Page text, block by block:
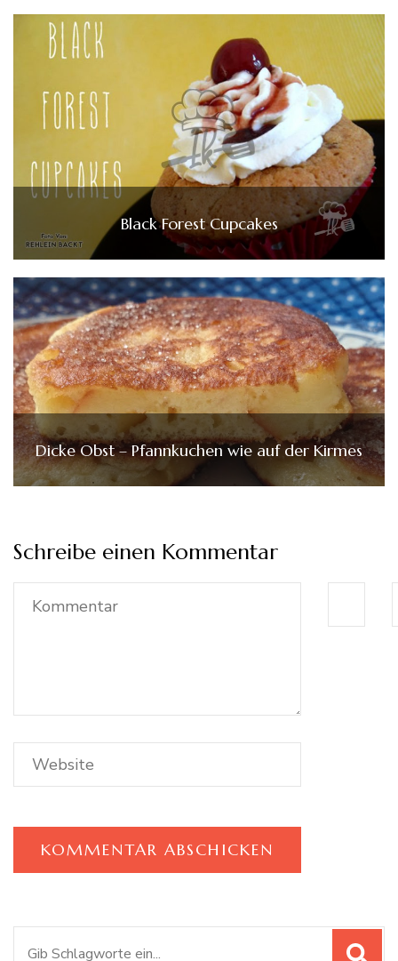
Black Forest Cupcakes
Dicke Obst – Pfannkuchen wie auf der Kirmes
Schreibe einen Kommentar